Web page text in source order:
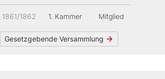
1861/1862 1. Kammer Mitglied
Gesetzgebende Versammlung